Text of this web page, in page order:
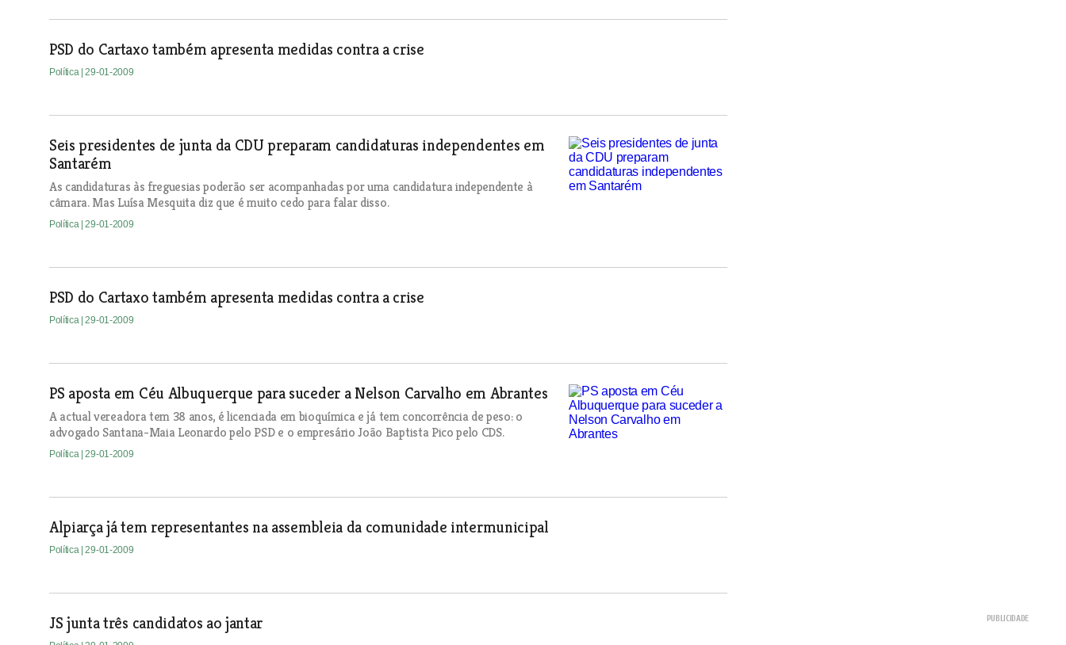
PSD do Cartaxo também apresenta medidas contra a crise
Política | 29-01-2009
Seis presidentes de junta da CDU preparam candidaturas independentes em
Santarém
As candidaturas às freguesias poderão ser acompanhadas por uma candidatura independente à
câmara. Mas Luísa Mesquita diz que é muito cedo para falar disso.
Política | 29-01-2009
PSD do Cartaxo também apresenta medidas contra a crise
Política | 29-01-2009
PS aposta em Céu Albuquerque para suceder a Nelson Carvalho em Abrantes
A actual vereadora tem 38 anos, é licenciada em bioquímica e já tem concorrência de peso: o
advogado Santana-Maia Leonardo pelo PSD e o empresário João Baptista Pico pelo CDS.
Política | 29-01-2009
Alpiarça já tem representantes na assembleia da comunidade intermunicipal
Política | 29-01-2009
JS junta três candidatos ao jantar